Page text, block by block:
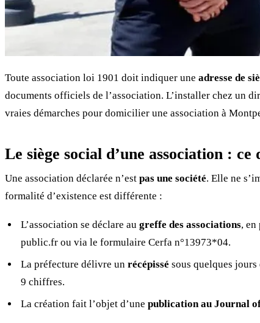
Toute association loi 1901 doit indiquer une adresse de
documents officiels de l’association. L’installer chez un
vraies démarches pour domicilier une association à
Le siège social d’une association :
Une association déclarée n’est pas une société. Elle ne
formalité d’existence est différente :
L’association se déclare au greffe des associations, en
public.fr ou via le formulaire Cerfa n°13973*04.
La préfecture délivre un récépissé sous quelques
9 chiffres.
La création fait l’objet d’une publication au Journal